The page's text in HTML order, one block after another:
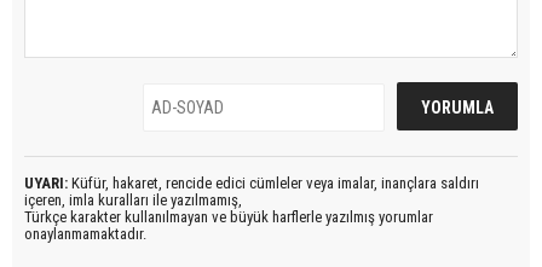
UYARI: Küfür, hakaret, rencide edici cümleler veya imalar, inançlara saldırı
içeren, imla kuralları ile yazılmamış,
Türkçe karakter kullanılmayan ve büyük harflerle yazılmış yorumlar
onaylanmamaktadır.